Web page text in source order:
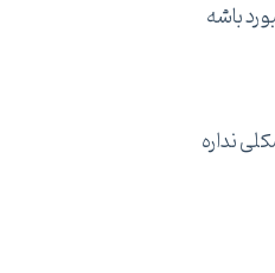
باشه
نداره